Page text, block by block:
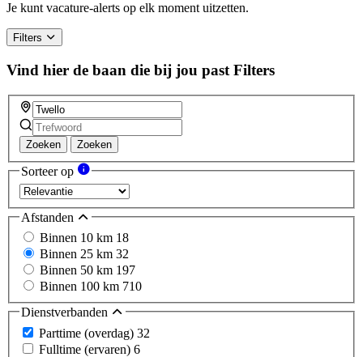
a
ignore
this
field
Je kunt vacature-alerts op elk moment uitzetten.
Filters
Vind hier de baan die bij jou past Filters
Zoeken Zoeken
Sorteer op
Afstanden
Binnen 10 km 18
Binnen 25 km 32
Binnen 50 km 197
Binnen 100 km 710
Dienstverbanden
Parttime (overdag) 32
Fulltime (ervaren) 6